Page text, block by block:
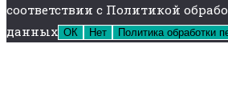
соответствии с Политикой
данных ОК Нет Политика обработки